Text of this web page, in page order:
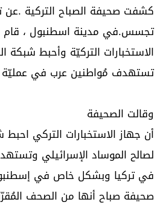
كشفت صحيفة الصباح التركية
تجسس.في مدينة اسطنبول ، قام
الاستخبارات التركيّة وأحبط
تستهدف مُواطنين عرب في
وقالت الصحيفة
أن جهاز الاستخبارات التركي
لصالح الموساد الإسرائيلي
في تركيا وبشكل خاص في
صحيفة صباح أنها من الصحف